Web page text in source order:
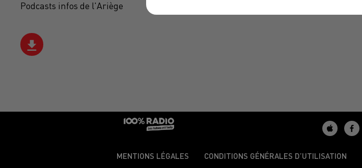
Podcasts infos de l'Ariège
MENTIONS LÉGALES CONDITIONS GÉNÉRALES D’UTILISATION